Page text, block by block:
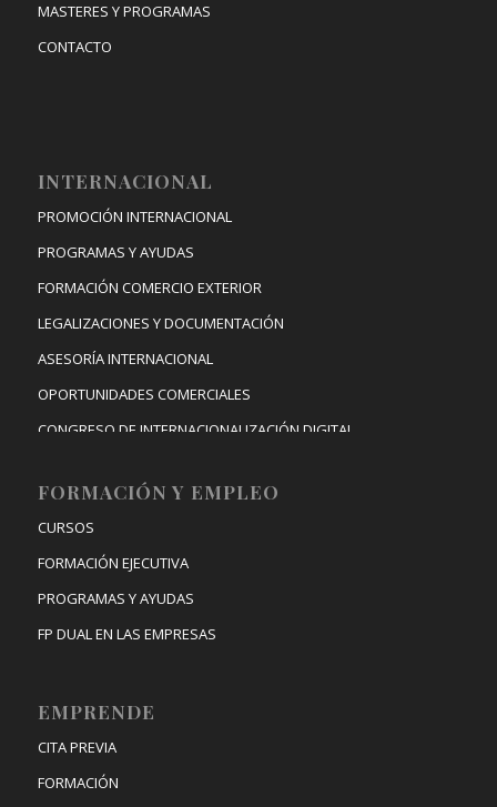
MASTERES Y PROGRAMAS
CONTACTO
INTERNACIONAL
PROMOCIÓN INTERNACIONAL
PROGRAMAS Y AYUDAS
FORMACIÓN COMERCIO EXTERIOR
LEGALIZACIONES Y DOCUMENTACIÓN
ASESORÍA INTERNACIONAL
OPORTUNIDADES COMERCIALES
CONGRESO DE INTERNACIONALIZACIÓN DIGITAL
FORMACIÓN Y EMPLEO
CURSOS
FORMACIÓN EJECUTIVA
PROGRAMAS Y AYUDAS
FP DUAL EN LAS EMPRESAS
EMPRENDE
CITA PREVIA
FORMACIÓN